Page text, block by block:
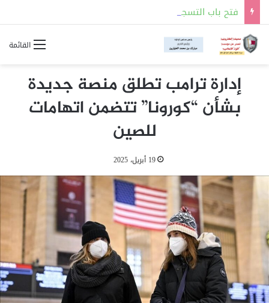
القائمة
إدارة ترامب تطلق منصة جديدة
بشأن “كورونا” تتضمن اتهامات
للصين
19 أبريل، 2025